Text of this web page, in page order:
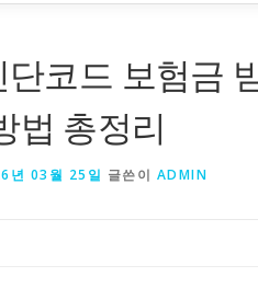
단코드 보험금
법 총정리
년 03월 25일 글쓴이 ADMIN